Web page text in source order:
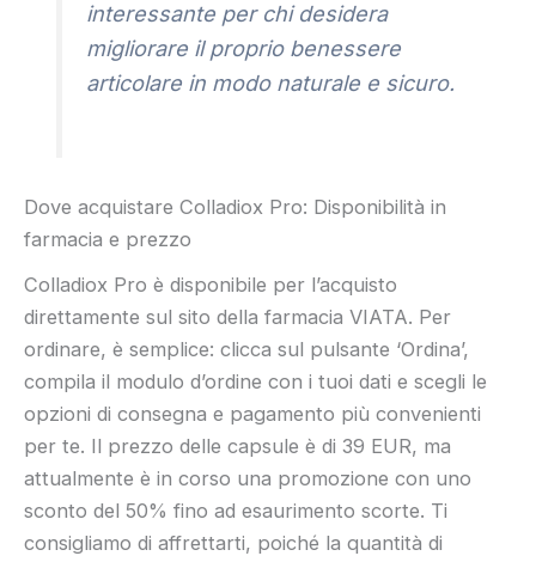
interessante per chi desidera
migliorare il proprio benessere
articolare in modo naturale e sicuro.
Dove acquistare Colladiox Pro: Disponibilità in
farmacia e prezzo
Colladiox Pro è disponibile per l’acquisto
direttamente sul sito della farmacia VIATA. Per
ordinare, è semplice: clicca sul pulsante ‘Ordina’,
compila il modulo d’ordine con i tuoi dati e scegli le
opzioni di consegna e pagamento più convenienti
per te. Il prezzo delle capsule è di 39 EUR, ma
attualmente è in corso una promozione con uno
sconto del 50% fino ad esaurimento scorte. Ti
consigliamo di affrettarti, poiché la quantità di